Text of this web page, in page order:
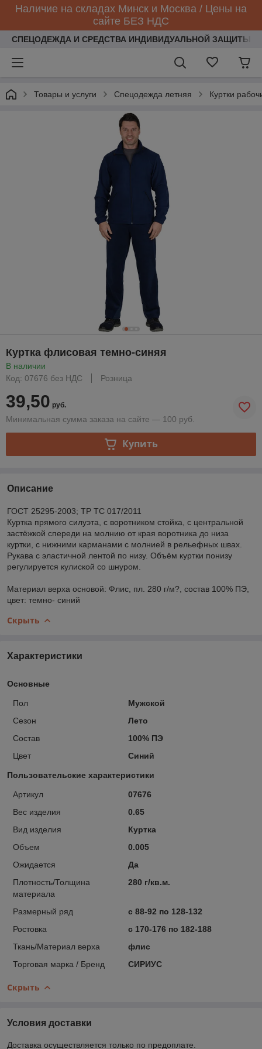
Наличие на складах Минск и Москва / Цены на
сайте БЕЗ НДС
СПЕЦОДЕЖДА И СРЕДСТВА ИНДИВИДУАЛЬНОЙ ЗАЩИТЫ
Товары и услуги Спецодежда летняя Куртки
Куртка флисовая темно-синяя
В наличии
Код: 07676 без НДС
Розница
39,50 руб.
Минимальная сумма заказа на сайте — 100 руб.
Купить
Описание
ГОСТ 25295-2003; ТР ТС 017/2011
Куртка прямого силуэта, с воротником стойка, с центральной
застёжкой спереди на молнию от края воротника до низа
куртки, с нижними карманами с молнией в рельефных швах.
Рукава с эластичной лентой по низу. Объём куртки понизу
регулируется кулиской со шнуром.
Материал верха основой: Флис, пл. 280 г/м?, состав 100% ПЭ,
цвет: темно- синий
Скрыть
Характеристики
Основные
Пол
Мужской
Сезон
Лето
Состав
100% ПЭ
Цвет
Синий
Пользовательские характеристики
Артикул
07676
Вес изделия
0.65
Вид изделия
Куртка
Объем
0.005
Ожидается
Да
Плотность/Толщина
материала
280 г/кв.м.
Размерный ряд
с 88-92 по 128-132
Ростовка
с 170-176 по 182-188
Ткань/Материал верха
флис
Торговая марка / Бренд
СИРИУС
Скрыть
Условия доставки
Доставка осуществляется только по предоплате.